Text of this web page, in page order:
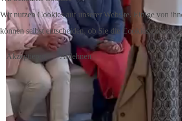
Wir nutzen Cookies auf unserer Website. Einige von
können selbst entscheiden, ob Sie die Cookies
Akzeptieren
Ablehnen